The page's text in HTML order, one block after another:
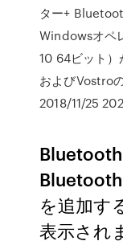
ター+
Windowsオペ
10 64ビット）
およびVostro
2018/11/25
を追加す
表示され